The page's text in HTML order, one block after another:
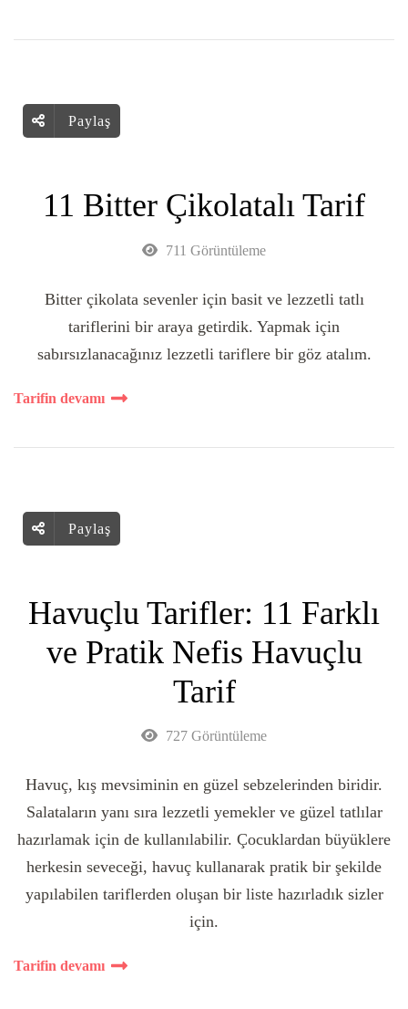
Paylaş
11 Bitter Çikolatalı Tarif
711 Görüntüleme
Bitter çikolata sevenler için basit ve lezzetli tatlı
tariflerini bir araya getirdik. Yapmak için
sabırsızlanacağınız lezzetli tariflere bir göz atalım.
Tarifin devamı
Paylaş
Havuçlu Tarifler: 11 Farklı
ve Pratik Nefis Havuçlu
Tarif
727 Görüntüleme
Havuç, kış mevsiminin en güzel sebzelerinden biridir.
Salataların yanı sıra lezzetli yemekler ve güzel tatlılar
hazırlamak için de kullanılabilir. Çocuklardan büyüklere
herkesin seveceği, havuç kullanarak pratik bir şekilde
yapılabilen tariflerden oluşan bir liste hazırladık sizler
için.
Tarifin devamı